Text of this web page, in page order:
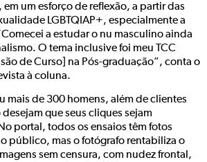
, em um esforço de reflexão, a partir das
LGBTQIAP+, especialmente a
a estudar o nu masculino ainda
O tema inclusive foi meu TCC
de Curso] na Pós-graduação”, conta o
à coluna.
mais de 300 homens, além de clientes
que seus cliques sejam
portal, todos os ensaios têm fotos
público, mas o fotógrafo rentabiliza o
sem censura, com nudez frontal,